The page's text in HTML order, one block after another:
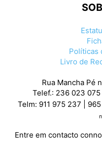
Políticas
Livro de
Rua Mancha Pé
Telef.: 236 023 075
Telm: 911 975 237 |
Entre em contacto